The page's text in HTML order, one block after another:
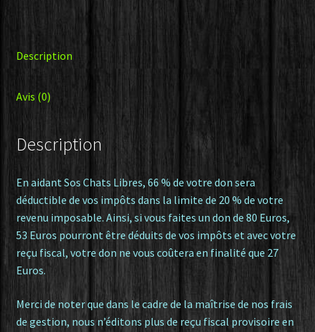
Euros
-
D
Description
Avis (0)
Description
En aidant Sos Chats Libres, 66 % de votre don sera
déductible de vos impôts dans la limite de 20 % de votre
revenu imposable. Ainsi, si vous faites un don de 80 Euros,
53 Euros pourront être déduits de vos impôts et avec votre
reçu fiscal, votre don ne vous coûtera en finalité que 27
Euros.
Merci de noter que dans le cadre de la maîtrise de nos frais
de gestion, nous n’éditons plus de reçu fiscal provisoire en